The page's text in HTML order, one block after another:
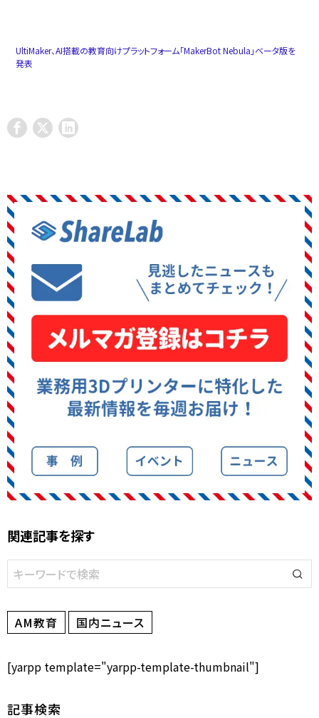
UltiMaker、AI搭載の教育向けプラットフォーム「MakerBot Nebula」ベータ版を
発表
関連記事を探す
AM教育 国内ニュース
[yarpp template="yarpp-template-thumbnail"]
記事検索